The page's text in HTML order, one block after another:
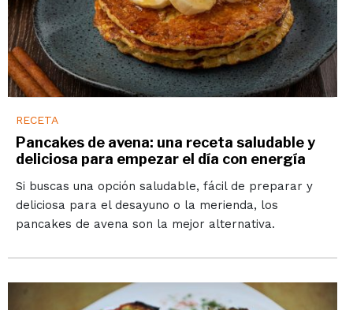
RECETA
Pancakes de avena: una receta saludable y
deliciosa para empezar el día con energía
Si buscas una opción saludable, fácil de preparar y
deliciosa para el desayuno o la merienda, los
pancakes de avena son la mejor alternativa.